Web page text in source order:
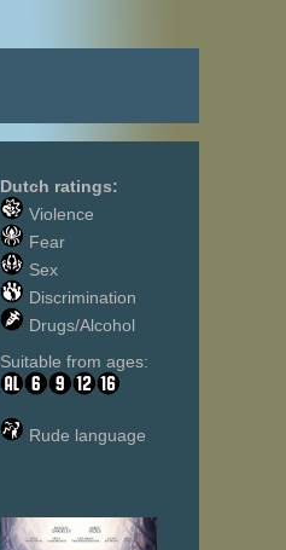
Dutch ratings:
Violence
Fear
Sex
Discrimination
Drugs/Alcohol
Suitable from ages:
Rude language